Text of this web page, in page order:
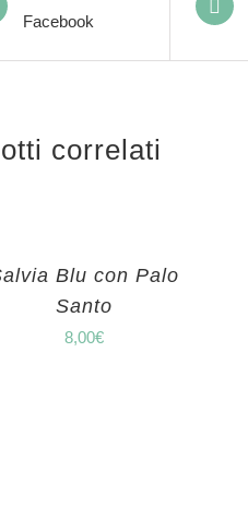
Facebook
correlati
Blu con Palo
Santo
8,00€